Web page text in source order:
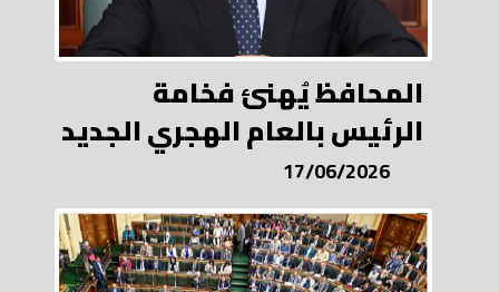
المحافظ يُهنئ فخامة
الرئيس بالعام الهجري الجديد
17/06/2026